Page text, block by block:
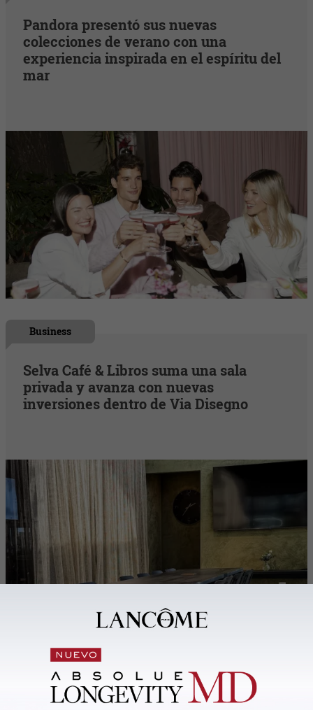
Pandora presentó sus nuevas
colecciones de verano con una
experiencia inspirada en el espíritu del
mar
Business
Selva Café & Libros suma una sala
privada y avanza con nuevas
inversiones dentro de Via Disegno
Tendencias
Los colores que dominarán el lujo y el